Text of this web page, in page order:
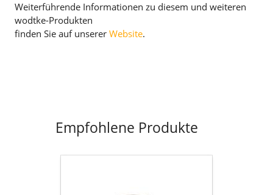
Weiterführende Informationen zu diesem und weiteren
wodtke-Produkten
finden Sie auf unserer Website.
Empfohlene Produkte